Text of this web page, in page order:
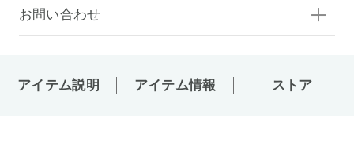
お問い合わせ
アイテム説明 アイテム情報 ストア